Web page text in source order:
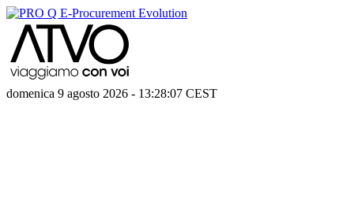
domenica 9 agosto 2026 - 13:28:07 CEST